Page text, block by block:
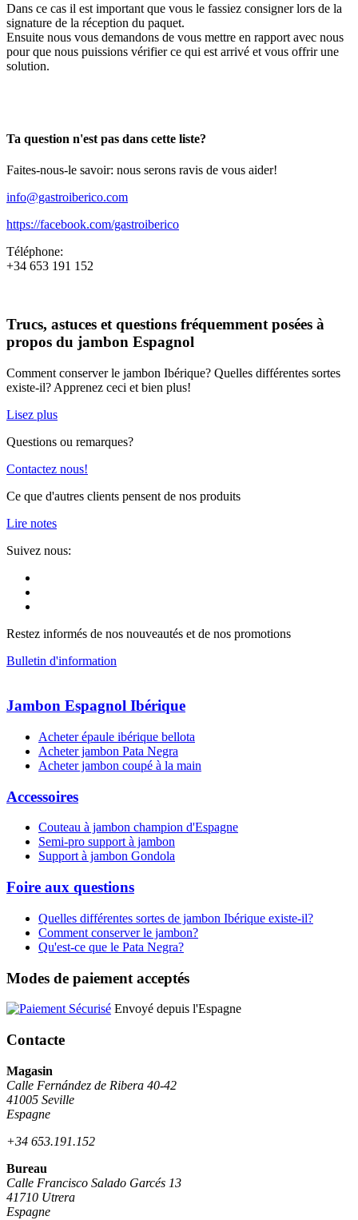
Dans ce cas il est important que vous le fassiez consigner lors de la
signature de la réception du paquet.
Ensuite nous vous demandons de vous mettre en rapport avec nous
pour que nous puissions vérifier ce qui est arrivé et vous offrir une
solution.
Ta question n'est pas dans cette liste?
Faites-nous-le savoir: nous serons ravis de vous aider!
info@gastroiberico.com
https://facebook.com/gastroiberico
Téléphone:
+34 653 191 152
Trucs, astuces et questions fréquemment posées à
propos du jambon Espagnol
Comment conserver le jambon Ibérique? Quelles différentes sortes
existe-il? Apprenez ceci et bien plus!
Lisez plus
Questions ou remarques?
Contactez nous!
Ce que d'autres clients pensent de nos produits
Lire notes
Suivez nous:
Restez informés de nos nouveautés et de nos promotions
Bulletin d'information
Jambon Espagnol Ibérique
Acheter épaule ibérique bellota
Acheter jambon Pata Negra
Acheter jambon coupé à la main
Accessoires
Couteau à jambon champion d'Espagne
Semi-pro support à jambon
Support à jambon Gondola
Foire aux questions
Quelles différentes sortes de jambon Ibérique existe-il?
Comment conserver le jambon?
Qu'est-ce que le Pata Negra?
Modes de paiement acceptés
Envoyé depuis l'Espagne
Contacte
Magasin
Calle Fernández de Ribera 40-42
41005 Seville
Espagne
+34 653.191.152
Bureau
Calle Francisco Salado Garcés 13
41710 Utrera
Espagne